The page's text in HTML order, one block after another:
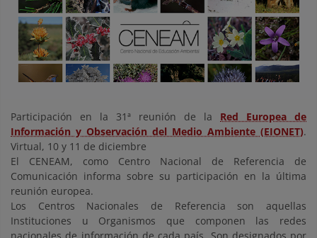
Participación en la 31ª reunión de la Red Europea de
Información y Observación del Medio Ambiente (EIONET).
Virtual, 10 y 11 de diciembre
El CENEAM, como Centro Nacional de Referencia de
Comunicación informa sobre su participación en la última
reunión europea.
Los Centros Nacionales de Referencia son aquellas
Instituciones u Organismos que componen las redes